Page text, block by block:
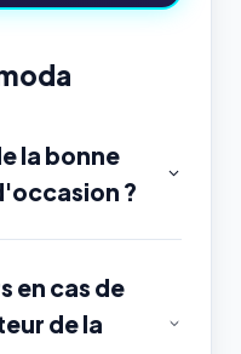
la bonne
?
en cas de
de la